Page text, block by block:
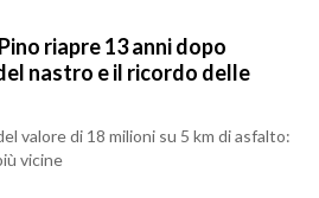
riapre 13 anni dopo
nastro e il ricordo delle
valore di 18 milioni su 5 km di asfalto:
vicine